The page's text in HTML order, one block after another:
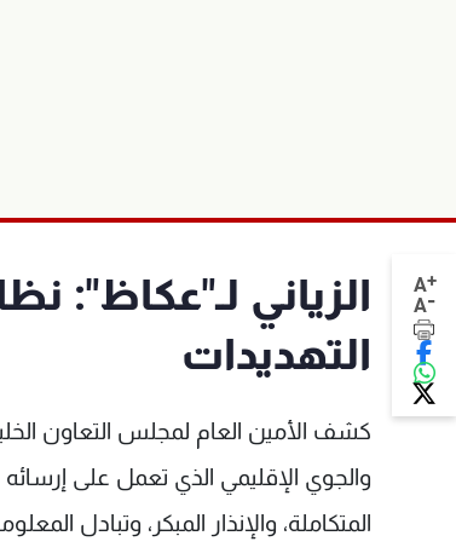
A+
A-
الزياني لـ"عكاظ":
التهديدات
كشف الأمين العام لمجلس التعاون
والجوي الإقليمي الذي تعمل على
المتكاملة، والإنذار المبكر، وتبادل